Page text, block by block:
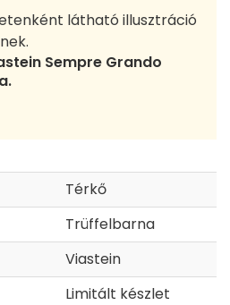
látható illusztráció
Sempre Grando
Térkő
Trüffelbarna
Viastein
Limitált készlet